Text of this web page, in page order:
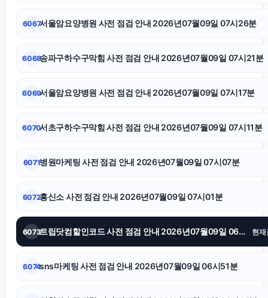
이혼전문변호사
도봉하수구막힘
6067서울암요양병원 사전 점검 안내 2026년07월09일 07시26분
6068송파구하수구막힘 사전 점검 안내 2026년07월09일 07시21분
6069서울암요양병원 사전 점검 안내 2026년07월09일 07시17분
6070서초구하수구막힘 사전 점검 안내 2026년07월09일 07시11분
6071병원마케팅 사전 점검 안내 2026년07월09일 07시07분
6072흥신소 사전 점검 안내 2026년07월09일 07시01분
6073 트립닷컴할인코드 사전 점검 안내 2026년07월09일 06시57분 현재
6074sns마케팅 사전 점검 안내 2026년07월09일 06시51분